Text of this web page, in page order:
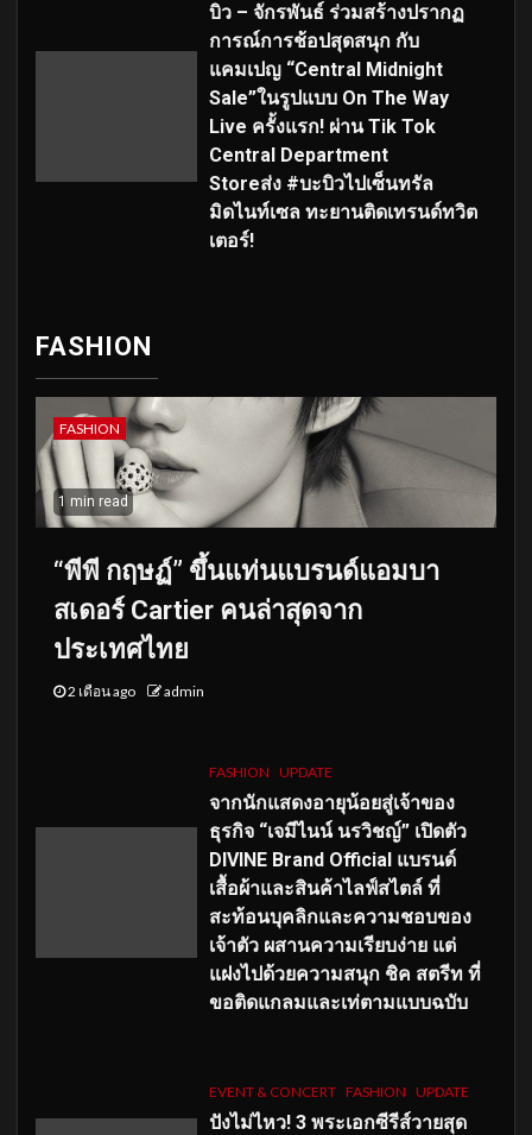
บิว – จักรพันธ์ ร่วมสร้างปรากฏ
การณ์การช้อปสุดสนุก กับ
แคมเปญ “Central Midnight
Sale”ในรูปแบบ On The Way
Live ครั้งแรก! ผ่าน Tik Tok
Central Department
Storeส่ง #บะบิวไปเซ็นทรัล
มิดไนท์เซล ทะยานติดเทรนด์ทวิต
เตอร์!
FASHION
FASHION
1 min read
“พีพี กฤษฏ์” ขึ้นแท่นแบรนด์แอมบา
สเดอร์ Cartier คนล่าสุดจาก
ประเทศไทย
2 เดือน ago admin
FASHION UPDATE
จากนักแสดงอายุน้อยสู่เจ้าของ
ธุรกิจ “เจมีไนน์ นรวิชญ์” เปิดตัว
DIVINE Brand Official แบรนด์
เสื้อผ้าและสินค้าไลฟ์สไตล์ ที่
สะท้อนบุคลิกและความชอบของ
เจ้าตัว ผสานความเรียบง่าย แต่
แฝงไปด้วยความสนุก ชิค สตรีท ที่
ขอติดแกลมและเท่ตามแบบฉบับ
EVENT & CONCERT FASHION UPDATE
ปังไม่ไหว! 3 พระเอกซีรีส์วายสุด